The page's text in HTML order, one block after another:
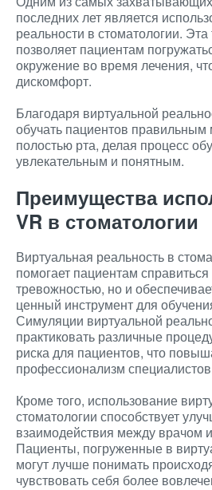
последних лет является
реальности в стоматологии. Эта
позволяет пациентам
окружение во время лечения,
дискомфорт.
Благодаря виртуальной
обучать пациентов правильным
полостью рта, делая процесс
увлекательным и понятным.
Преимущества
VR в стоматологии
Виртуальная реальность в
помогает пациентам
тревожностью, но и
ценный инструмент для
Симуляции виртуальной
практиковать различные
риска для пациентов, что
профессионализм
Кроме того, использование
стоматологии способствует
взаимодействия между врачом
Пациенты, погруженные в
могут лучше понимать
чувствовать себя более